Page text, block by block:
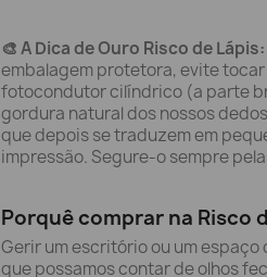
🎨 A Dica de Ouro Risco de Lápis:
embalagem protetora, evite
fotocondutor cilíndrico (a parte
gordura natural dos nossos
que depois se traduzem em
impressão. Segure-o sempre
Porquê comprar na Risco
Gerir um escritório ou um
que possamos contar de olhos